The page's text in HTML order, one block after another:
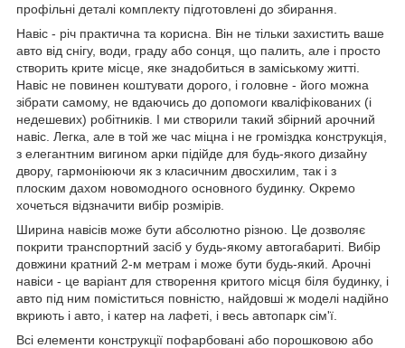
профільні деталі комплекту підготовлені до збирання.
Навіс - річ практична та корисна. Він не тільки захистить ваше
авто від снігу, води, граду або сонця, що палить, але і просто
створить крите місце, яке знадобиться в заміському житті.
Навіс не повинен коштувати дорого, і головне - його можна
зібрати самому, не вдаючись до допомоги кваліфікованих (і
недешевих) робітників. І ми створили такий збірний арочний
навіс. Легка, але в той же час міцна і не громіздка конструкція,
з елегантним вигином арки підійде для будь-якого дизайну
двору, гармоніюючи як з класичним двосхилим, так і з
плоским дахом новомодного основного будинку. Окремо
хочеться відзначити вибір розмірів.
Ширина навісів може бути абсолютно різною. Це дозволяє
покрити транспортний засіб у будь-якому автогабариті. Вибір
довжини кратний 2-м метрам і може бути будь-який. Арочні
навіси - це варіант для створення критого місця біля будинку, і
авто під ним поміститься повністю, найдовші ж моделі надійно
вкриють і авто, і катер на лафеті, і весь автопарк сім'ї.
Всі елементи конструкції пофарбовані або порошковою або